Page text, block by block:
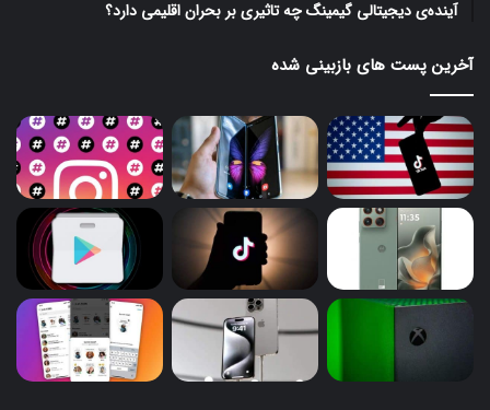
آینده‌ی دیجیتالی گیمینگ چه تاثیری بر بحران اقلیمی دارد؟
آخرین پست های بازبینی شده